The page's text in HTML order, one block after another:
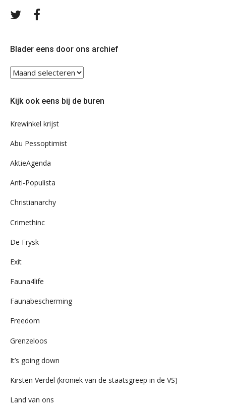
Volg
Blader eens door ons archief
Blader
eens
ons
Kijk ook eens bij de buren
Krewinkel krijst
Abu Pessoptimist
AktieAgenda
Anti-Populista
Christianarchy
Crimethinc
De Frysk
Exit
Fauna4life
Faunabescherming
Freedom
Grenzeloos
It’s going down
Kirsten Verdel (kroniek van de staatsgreep in de VS)
Land van ons